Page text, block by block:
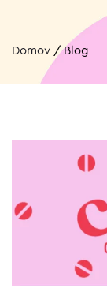
Domov /Blog